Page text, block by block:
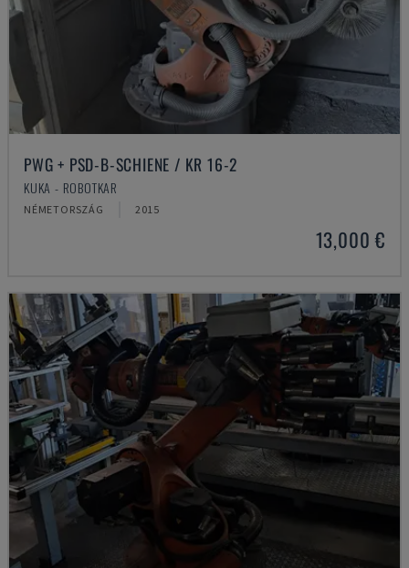
PWG + PSD-B-SCHIENE / KR 16-2
KUKA - ROBOTKAR
NÉMETORSZÁG 2015
13,000 €